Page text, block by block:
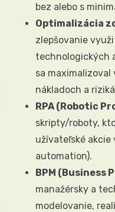
bez alebo s
Optimalizácia
zlepšovanie
technologických
sa
nákladoch a
RPA (Robotic
skripty/roboty,
užívateľské akcie
automation).
BPM (Business
manažérsky a
modelovanie,